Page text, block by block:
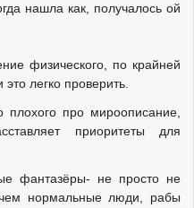
нашла как, получалось ой
физического, по крайней
легко проверить.
плохого про мироописание,
приоритеты для
фантазёры- не просто не
нормальные люди, рабы